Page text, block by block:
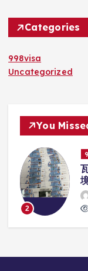
Categories
998visa
Uncategorized
You
3